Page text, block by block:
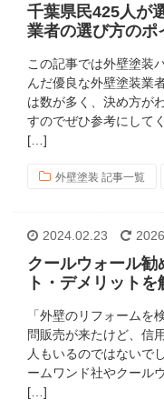
千葉県民425人が
業者の選び方のポ
この記事では外壁塗装
んだ優良な外壁塗装業
は数が多く、決め方が
すのでぜひ参考にして
[…]
外壁塗装 記事一覧
2024.02.23
クールウォール勧
ト・デメリットを
「外壁のリフォームを
問販売が来たけど、信
人もいるのではないで
ームワンド社やクール
[…]